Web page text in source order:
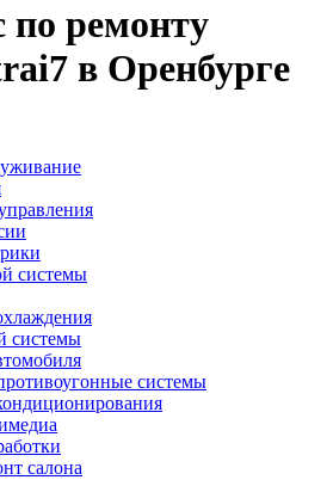
по ремонту
в Оренбурге
системы
системы
системы
салона